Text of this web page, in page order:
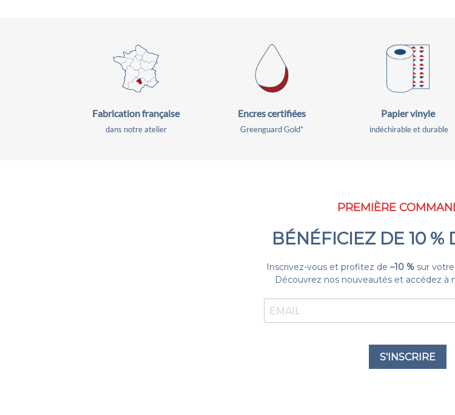
Fabricationfrançaise
dans notre atelier
Encres certifiées
Greenguard Gold*
Papier vinyle
indéchirable et durable